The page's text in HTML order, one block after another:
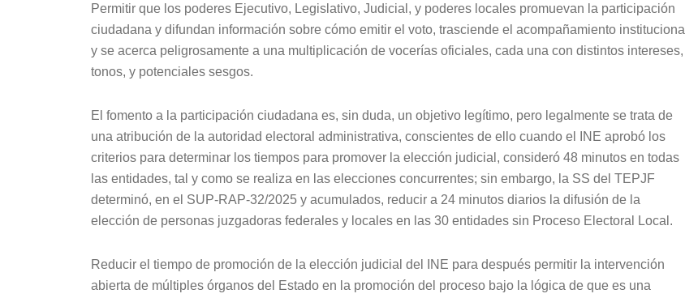
Permitir que los poderes Ejecutivo, Legislativo, Judicial, y poderes locales promuevan la participación
ciudadana y difundan información sobre cómo emitir el voto, trasciende el acompañamiento institucional
y se acerca peligrosamente a una multiplicación de vocerías oficiales, cada una con distintos intereses,
tonos, y potenciales sesgos.
El fomento a la participación ciudadana es, sin duda, un objetivo legítimo, pero legalmente se trata de
una atribución de la autoridad electoral administrativa, conscientes de ello cuando el INE aprobó los
criterios para determinar los tiempos para promover la elección judicial, consideró 48 minutos en todas
las entidades, tal y como se realiza en las elecciones concurrentes; sin embargo, la SS del TEPJF
determinó, en el SUP-RAP-32/2025 y acumulados, reducir a 24 minutos diarios la difusión de la
elección de personas juzgadoras federales y locales en las 30 entidades sin Proceso Electoral Local.
Reducir el tiempo de promoción de la elección judicial del INE para después permitir la intervención
abierta de múltiples órganos del Estado en la promoción del proceso bajo la lógica de que es una